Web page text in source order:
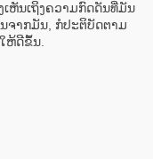
ຫັນເຖິງຄວາມກົດດັນທີ່ມັນ
ຈາກມັນ, ກໍປະຕິບັດຕາມ
ຫ້ດີຂຶ້ນ.